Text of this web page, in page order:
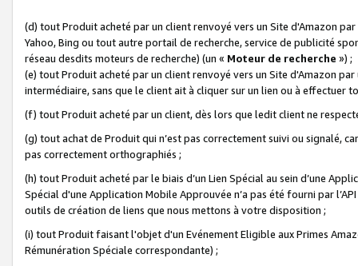
(d) tout Produit acheté par un client renvoyé vers un Site d'Amazon
Yahoo, Bing ou tout autre portail de recherche, service de publicité
réseau desdits moteurs de recherche) (un « Moteur de recherche ») ;
(e) tout Produit acheté par un client renvoyé vers un Site d'Amazon
intermédiaire, sans que le client ait à cliquer sur un lien ou à
(f) tout Produit acheté par un client, dès lors que ledit client ne
(g) tout achat de Produit qui n’est pas correctement suivi ou signalé,
pas correctement orthographiés ;
(h) tout Produit acheté par le biais d’un Lien Spécial au sein d’une
Spécial d'une Application Mobile Approuvée n’a pas été fourni par
outils de création de liens que nous mettons à votre disposition ;
(i) tout Produit faisant l'objet d'un Evénement Eligible aux Primes
Rémunération Spéciale correspondante) ;